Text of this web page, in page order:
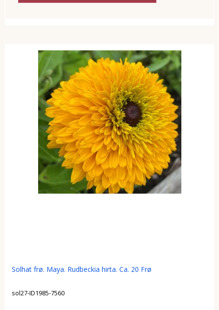
Solhat frø. Maya. Rudbeckia hirta. Ca. 20 Frø
sol27-ID1985-7560